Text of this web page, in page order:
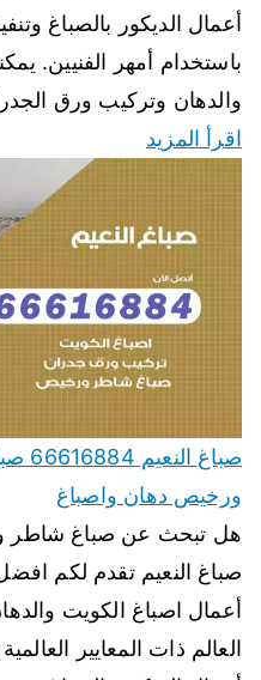
أعمال الديكور بالصباغ
باستخدام أمهر الفنيين.
والدهان وتركيب ورق
اقرأ المزيد
ورخيص دهان واصباغ
هل تبحث عن صباغ شاطر
صباغ النعيم تقدم لكم افضل
أعمال اصباغ الكويت
العالم ذات المعايير